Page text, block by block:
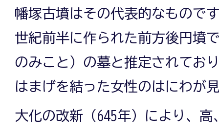
幡塚古墳はその代表的なもので
世紀前半に作られた前方後円墳
のみこと）の墓と推定されてお
はまげを結った女性のはにわが
大化の改新（645年）により、